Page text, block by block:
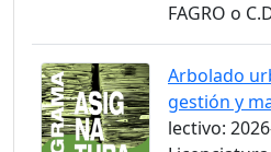
FAGRO o
Arbolado
gestión y
lectivo: